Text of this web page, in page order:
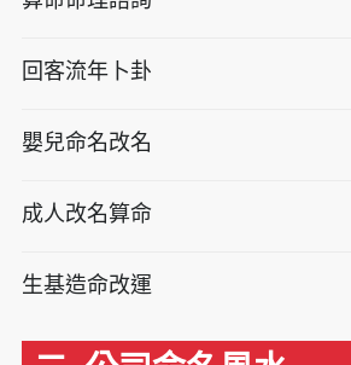
回客流年卜卦
嬰兒命名改名
成人改名算命
生基造命改運